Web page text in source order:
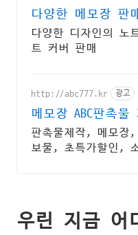
다양한 메모장 판
다양한 디자인의 노
트 커버 판매
http://abc777.kr 광고
메모장 ABC판촉물
서 후결제
판촉물제작, 메모장
보물, 초특가할인,
우린 지금 어